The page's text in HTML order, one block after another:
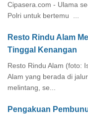
Cipasera.com - Ulama
Polri untuk bertemu ...
Resto Rindu Alam
Tinggal Kenangan
Resto Rindu Alam (foto:
Alam yang berada di
melintang, se...
Pengakuan